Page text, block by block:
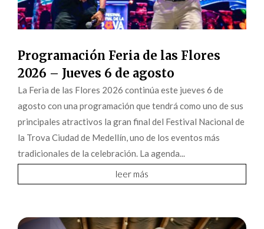
Programación Feria de las Flores
2026 – Jueves 6 de agosto
La Feria de las Flores 2026 continúa este jueves 6 de
agosto con una programación que tendrá como uno de sus
principales atractivos la gran final del Festival Nacional de
la Trova Ciudad de Medellín, uno de los eventos más
tradicionales de la celebración. La agenda...
leer más